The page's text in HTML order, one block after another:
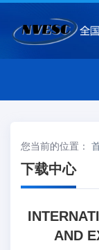
您当前的位置：
下载中心
AND